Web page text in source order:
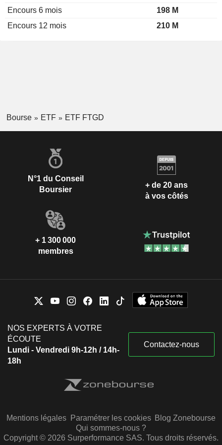
Encours 6 mois
198 M
Encours 12 mois
210 M
Bourse ETF ETF FTGD
N°1 du Conseil
Boursier
+ de 20 ans
à vos côtés
+ 1 300 000
membres
NOS EXPERTS À VOTRE
ÉCOUTE
Lundi - Vendredi 9h-12h / 14h-
18h
Contactez-nous
Mentions légales Paramétrer les cookies Blog Zonebourse
Qui sommes-nous ?
Copyright © 2026 Surperformance SAS. Tous droits réservés.